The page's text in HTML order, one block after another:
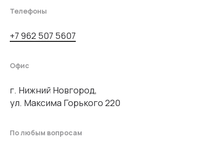
Телефоны
+7 962 507 5607
Офис
г. Нижний Новгород,
ул. Максима Горького 220
По любым вопросам